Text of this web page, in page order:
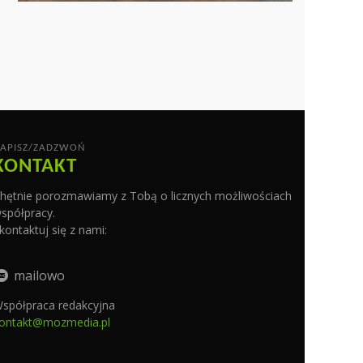
ZADZWOŃ
porozmawiamy z Tobą o licznych możliwościach
się z nami:
mailowo
redakcyjna